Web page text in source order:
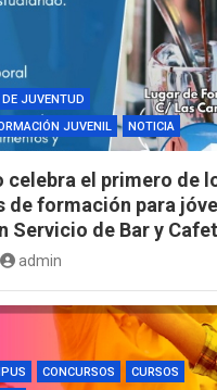
DE JUVENTUD
JUVENIL
NOTICIA
celebra el primero de
de formación para
Servicio de Bar y
admin
CONCURSOS
CURSOS